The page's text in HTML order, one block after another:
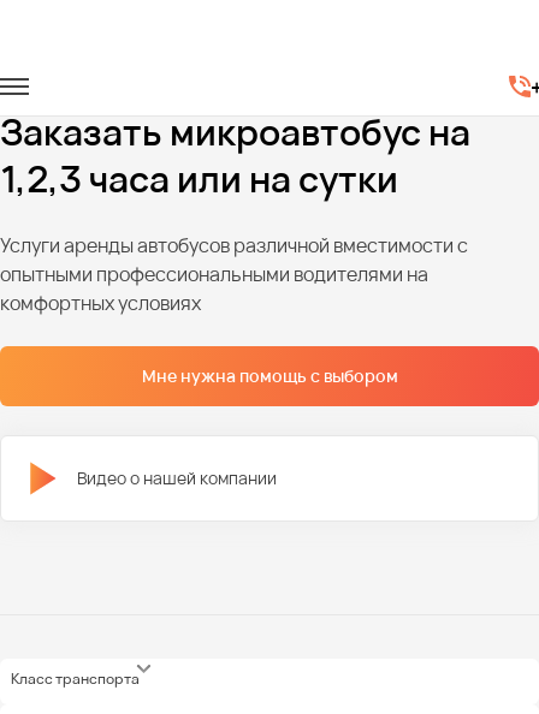
Аренда микроавтобуса по часам
Заказать микроавтобус на
1,2,3 часа или на сутки
Услуги аренды автобусов различной вместимости с
опытными профессиональными водителями на
комфортных условиях
Мне нужна помощь с выбором
Видео о нашей компании
Класс транспорта